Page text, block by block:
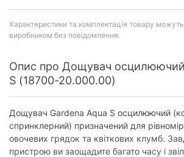
Характеристики та комплектація товару
виробником без повідомлення.
Опис про Дощувач осцилюючий
S (18700-20.000.00)
Дощувач Gardena Aqua S осцилюючий
спринклерний) призначений для
овочевих грядок та квіткових клумб.
пристрою ви заощадите багато часу і